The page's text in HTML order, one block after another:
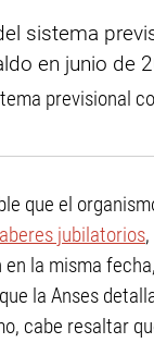
previsional
que el
jubilatorios
la misma
la Anses
cabe resaltar